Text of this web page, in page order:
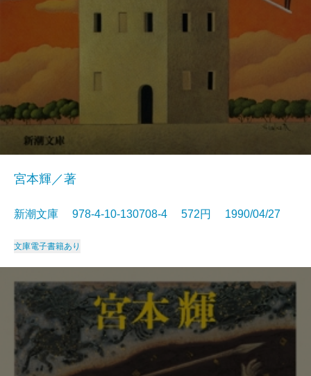
宮本輝／著
新潮文庫 978-4-10-130708-4 572円 1990/04/27
文庫電子書籍あり